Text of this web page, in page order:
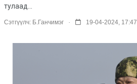
тулаад...
Сэтгүүлч: Б.Ганчимэг 19-04-2024, 17:47